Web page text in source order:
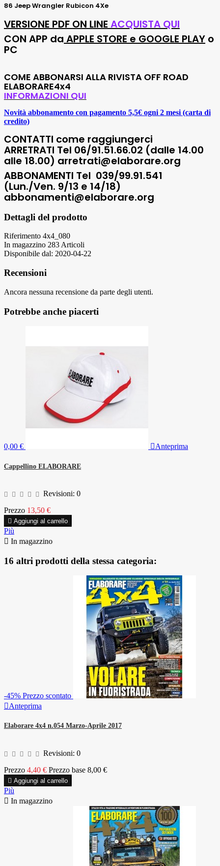
86 Jeep Wrangler Rubicon 4Xe
VERSIONE PDF ON LINE ACQUISTA QUI
CON APP da APPLE STORE e GOOGLE PLAY o
PC
COME ABBONARSI ALLA RIVISTA OFF ROAD
ELABORARE4x4
INFORMAZIONI QUI
Novità abbonamento con pagamento 5,5€ ogni 2 mesi (carta di
credito)
CONTATTI come raggiungerci
ARRETRATI Tel 06/91.51.66.02 (dalle 14.00
alle 18.00) arretrati@elaborare.org
ABBONAMENTI Tel 039/99.91.541
(Lun./Ven. 9/13 e 14/18)
abbonamenti@elaborare.org
Dettagli del prodotto
Riferimento 4x4_080
In magazzino 283 Articoli
Disponibile dal: 2020-04-22
Recensioni
Ancora nessuna recensione da parte degli utenti.
Potrebbe anche piacerti
0,00 € Anteprima
Cappellino ELABORARE
Revisioni: 0
Prezzo 13,50 €
 Aggiungi al carrello
Più
 In magazzino
16 altri prodotti della stessa categoria:
-45% Prezzo scontato
Anteprima
Elaborare 4x4 n.054 Marzo-Aprile 2017
Revisioni: 0
Prezzo 4,40 € Prezzo base 8,00 €
 Aggiungi al carrello
Più
 In magazzino